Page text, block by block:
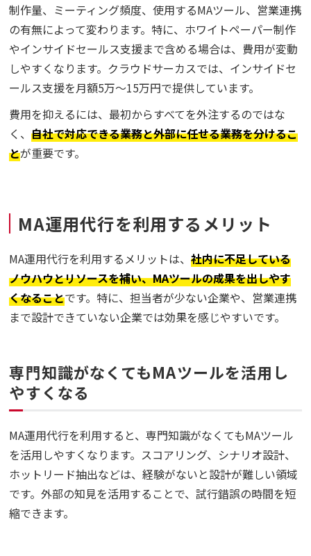
制作量、ミーティング頻度、使用するMAツール、営業連携
の有無によって変わります。特に、ホワイトペーパー制作
やインサイドセールス支援まで含める場合は、費用が変動
しやすくなります。クラウドサーカスでは、インサイドセ
ールス支援を月額5万〜15万円で提供しています。
費用を抑えるには、最初からすべてを外注するのではな
く、自社で対応できる業務と外部に任せる業務を分けるこ
とが重要です。
MA運用代行を利用するメリット
MA運用代行を利用するメリットは、社内に不足している
ノウハウとリソースを補い、MAツールの成果を出しやす
くなることです。特に、担当者が少ない企業や、営業連携
まで設計できていない企業では効果を感じやすいです。
専門知識がなくてもMAツールを活用し
やすくなる
MA運用代行を利用すると、専門知識がなくてもMAツール
を活用しやすくなります。スコアリング、シナリオ設計、
ホットリード抽出などは、経験がないと設計が難しい領域
です。外部の知見を活用することで、試行錯誤の時間を短
縮できます。